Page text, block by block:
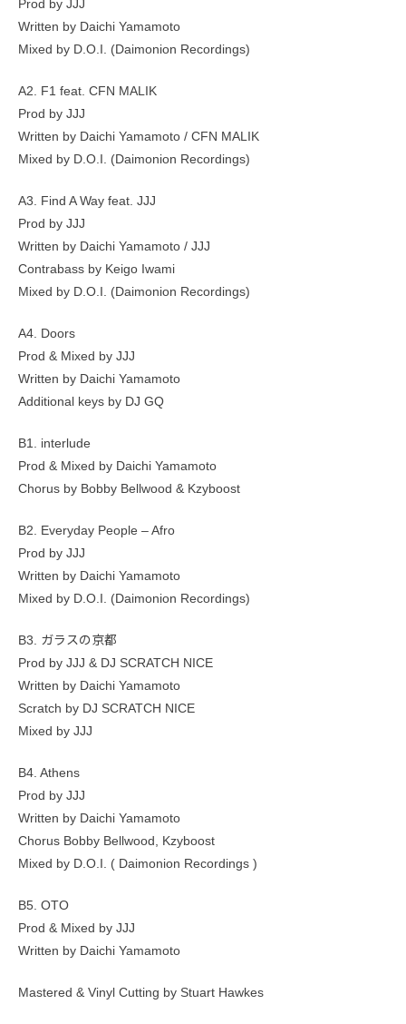
Prod by JJJ
Written by Daichi Yamamoto
Mixed by D.O.I. (Daimonion Recordings)
A2. F1 feat. CFN MALIK
Prod by JJJ
Written by Daichi Yamamoto / CFN MALIK
Mixed by D.O.I. (Daimonion Recordings)
A3. Find A Way feat. JJJ
Prod by JJJ
Written by Daichi Yamamoto / JJJ
Contrabass by Keigo Iwami
Mixed by D.O.I. (Daimonion Recordings)
A4. Doors
Prod & Mixed by JJJ
Written by Daichi Yamamoto
Additional keys by DJ GQ
B1. interlude
Prod & Mixed by Daichi Yamamoto
Chorus by Bobby Bellwood & Kzyboost
B2. Everyday People – Afro
Prod by JJJ
Written by Daichi Yamamoto
Mixed by D.O.I. (Daimonion Recordings)
B3. ガラスの京都
Prod by JJJ & DJ SCRATCH NICE
Written by Daichi Yamamoto
Scratch by DJ SCRATCH NICE
Mixed by JJJ
B4. Athens
Prod by JJJ
Written by Daichi Yamamoto
Chorus Bobby Bellwood, Kzyboost
Mixed by D.O.I. ( Daimonion Recordings )
B5. OTO
Prod & Mixed by JJJ
Written by Daichi Yamamoto
Mastered & Vinyl Cutting by Stuart Hawkes